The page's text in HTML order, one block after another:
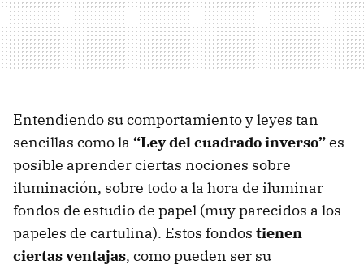
Entendiendo su comportamiento y leyes tan
sencillas como la “Ley del cuadrado inverso”es
posible aprender ciertas nociones sobre
iluminación, sobre todo a la hora de iluminar
fondos de estudio de papel (muy parecidos a los
papeles de cartulina). Estos fondos tienen
ciertas ventajas, como pueden ser su